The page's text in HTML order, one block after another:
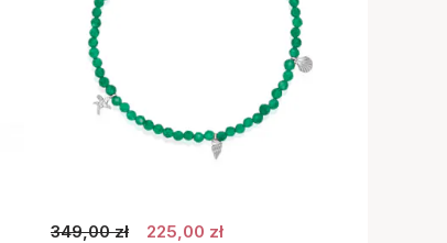
349,00 zł 225,00 zł